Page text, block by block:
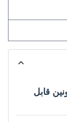
قابل